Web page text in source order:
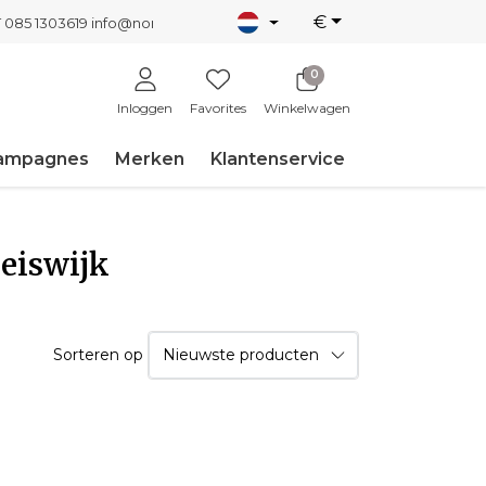
085 1303619 info@nordicnew.nl €
Inloggen Favorites
0
Winkelwagen
Merken Klantenservice
Sorteren op